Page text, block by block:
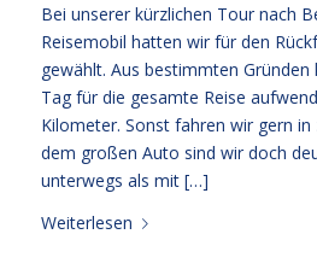
Bei unserer kürzlichen Tour nach
Reisemobil hatten wir für den
gewählt. Aus bestimmten
Tag für die gesamte Reise
Kilometer. Sonst fahren wir gern
dem großen Auto sind wir doch
unterwegs als mit […]
Weiterlesen